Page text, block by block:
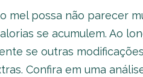
mel possa não parecer
se acumulem. Ao
se outras
Confira em uma